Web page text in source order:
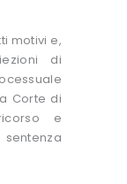
motivi e,
di
Corte di
e